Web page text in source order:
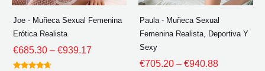
Joe - Muñeca Sexual Femenina
Erótica Realista
€685.30 – €939.17
página
Paula - Muñeca Sexual
Femenina Realista, Deportiva Y
Sexy
€705.20 – €940.88
en